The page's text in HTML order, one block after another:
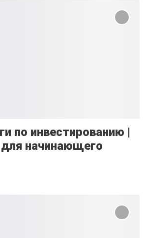
по инвестированию |
начинающего